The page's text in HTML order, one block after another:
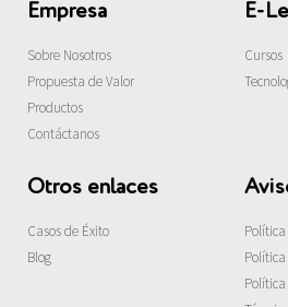
Empresa
Sobre Nosotros
Propuesta de Valor
Productos
Contáctanos
E-
Cursos
Otros enlaces
Casos de Éxito
Blog